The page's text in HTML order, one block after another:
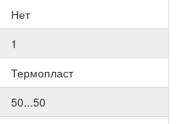
Нет
1
Термопласт
50...50